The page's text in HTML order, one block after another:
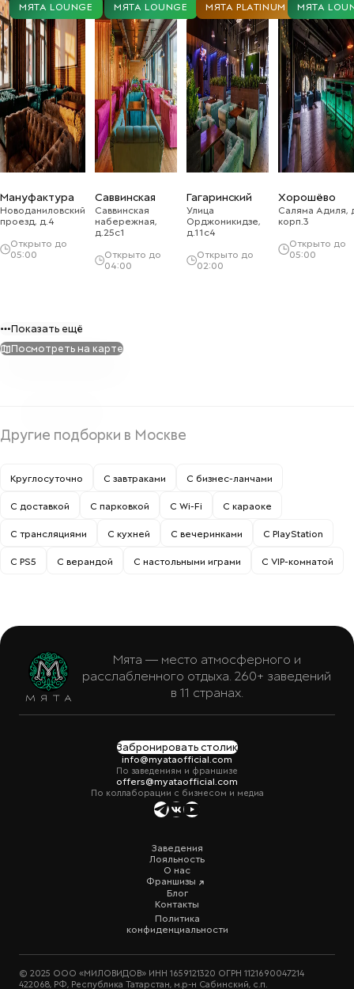
МЯТА LOUNGE
Мануфактура
Новоданиловский
проезд, д.4
Открыто до
05:00
МЯТА LOUNGE
Саввинская
Саввинская
набережная,
д.25с1
Открыто до
04:00
МЯТА PLATINUM
Гагаринский
Улица
Орджоникидзе,
д.11с4
Открыто до
02:00
МЯТА
Хорошёво
Саляма Адиля,
корп.3
Открыто до
05:00
Показать ещё
Посмотреть на карте
Другие подборки в Москве
Круглосуточно С завтраками С бизнес-ланчами
С доставкой С парковкой С Wi-Fi С караоке
С трансляциями С кухней С вечеринками С PlayStation
С PS5 С верандой С настольными играми С VIP-комнатой
Мята — место атмосферного и
расслабленного отдыха. 260+ заведений
в 11 странах.
Забронировать столик
info@myataofficial.com
По заведениям и франшизе
offers@myataofficial.com
По коллаборации с бизнесом и медиа
Заведения
Лояльность
О нас
Франшизы
Блог
Контакты
Политика
конфиденциальности
© 2025 ООО «МИЛОВИДОВ» ИНН 1659121320 ОГРН 1121690047214
422068, РФ, Республика Татарстан, м.р-н Сабинский, с.п.